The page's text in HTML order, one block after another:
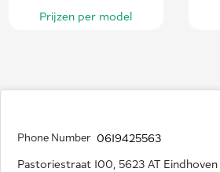
Prijzen per model
Phone Number 0619425563
Pastoriestraat 100, 5623 AT Eindhoven